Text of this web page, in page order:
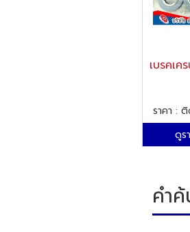
เบรคเ
ราคา :
ดูร
คำ